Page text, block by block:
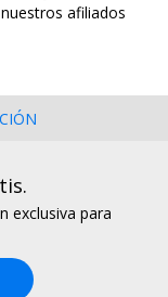
afiliados
exclusiva para